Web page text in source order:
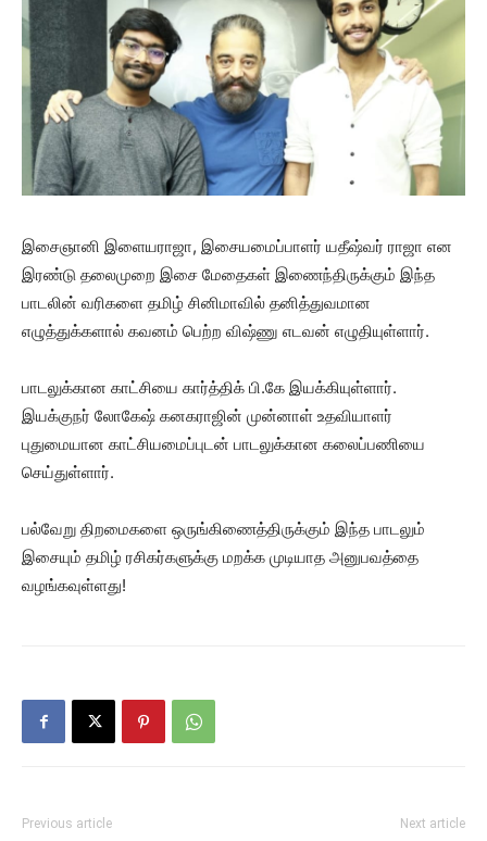
இசைஞானி இளையராஜா, இசையமைப்பாளர் யதீஷ்வர் ராஜா என
இரண்டு தலைமுறை இசை மேதைகள் இணைந்திருக்கும் இந்த
பாடலின் வரிகளை தமிழ் சினிமாவில் தனித்துவமான
எழுத்துக்களால் கவனம் பெற்ற விஷ்ணு எடவன் எழுதியுள்ளார்.
பாடலுக்கான காட்சியை கார்த்திக் பி.கே இயக்கியுள்ளார்.
இயக்குநர் லோகேஷ் கனகராஜின் முன்னாள் உதவியாளர்
புதுமையான காட்சியமைப்புடன் பாடலுக்கான கலைப்பணியை
செய்துள்ளார்.
பல்வேறு திறமைகளை ஒருங்கிணைத்திருக்கும் இந்த பாடலும்
இசையும் தமிழ் ரசிகர்களுக்கு மறக்க முடியாத அனுபவத்தை
வழங்கவுள்ளது!
Previous article Next article